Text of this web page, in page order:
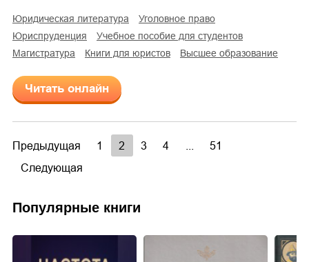
юридическая литература
уголовное право
юриспруденция
учебное пособие для студентов
магистратура
книги для юристов высшее образование
Читать онлайн
Предыдущая 1 2 3 4
51
Следующая
Популярные книги